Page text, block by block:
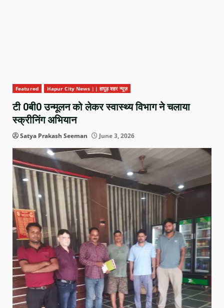
Featured Hapur City News || हापुड़ शहर न्यूज़
टी 0बी0 उन्मूलन को लेकर स्वास्थ्य विभाग ने चलाया
स्क्रीनिंग अभियान
Satya Prakash Seeman June 3, 2026